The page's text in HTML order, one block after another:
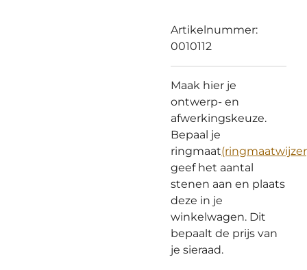
Artikelnummer:
0010112
Maak hier je
ontwerp- en
afwerkingskeuze.
Bepaal je
ringmaat
geef het aantal
stenen aan en plaats
deze in je
winkelwagen. Dit
bepaalt de prijs van
je sieraad.